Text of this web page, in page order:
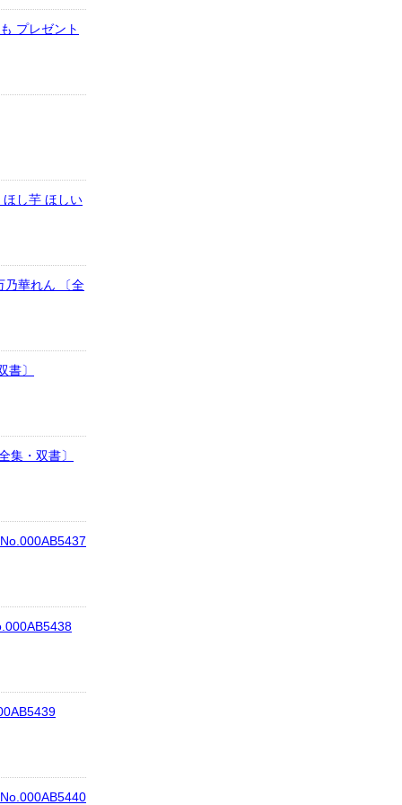
プレゼント
し芋 ほしい
華れん 〔全
〕
集・双書〕